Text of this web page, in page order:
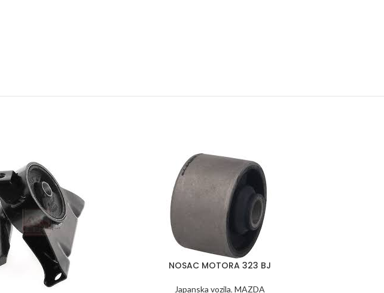
DODAJ U KORPUNOSAC MOTORA 323 BJ
Japanska vozila, MAZDA